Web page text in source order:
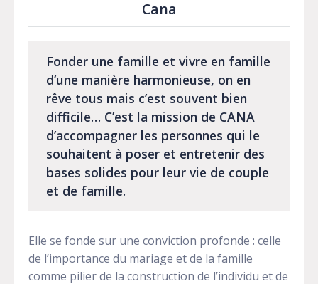
Cana
Fonder une famille et vivre en famille
d’une manière harmonieuse, on en
rêve tous mais c’est souvent bien
difficile… C’est la mission de CANA
d’accompagner les personnes qui le
souhaitent à poser et entretenir des
bases solides pour leur vie de couple
et de famille.
Elle se fonde sur une conviction profonde : celle
de l’importance du mariage et de la famille
comme pilier de la construction de l’individu et de